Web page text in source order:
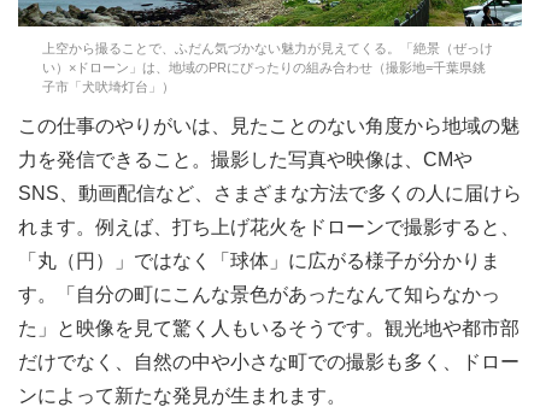
上空から撮ることで、ふだん気づかない魅力が見えてくる。「絶景（ぜっけ
い）×ドローン」は、地域のPRにぴったりの組み合わせ（撮影地=千葉県銚
子市「犬吠埼灯台」）
この仕事のやりがいは、見たことのない角度から地域の魅
力を発信できること。撮影した写真や映像は、CMや
SNS、動画配信など、さまざまな方法で多くの人に届けら
れます。例えば、打ち上げ花火をドローンで撮影すると、
「丸（円）」ではなく「球体」に広がる様子が分かりま
す。「自分の町にこんな景色があったなんて知らなかっ
た」と映像を見て驚く人もいるそうです。観光地や都市部
だけでなく、自然の中や小さな町での撮影も多く、ドロー
ンによって新たな発見が生まれます。